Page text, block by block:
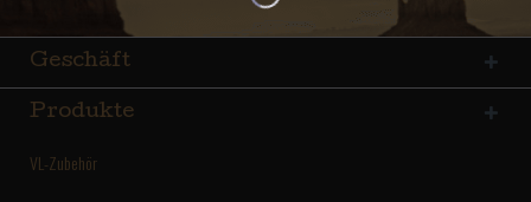
Geschäft
Produkte
VL-Zubehör